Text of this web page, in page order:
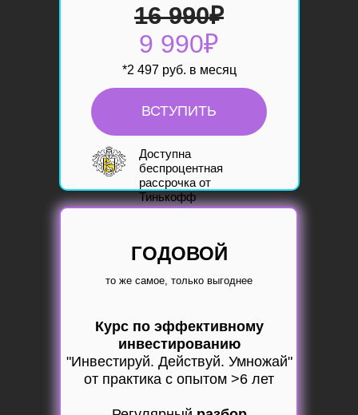
Курс по эффективному
инвестированию
"Инвестируй. Действуй. Умножай"
от практика с опытом >6 лет
то же самое, только выгоднее
ГОДОВОЙ
ВСТУПИТЬ
*2 497 руб. в месяц
9 990₽
16 990₽
Доступна
беспроцентная
рассрочка от
Тинькофф